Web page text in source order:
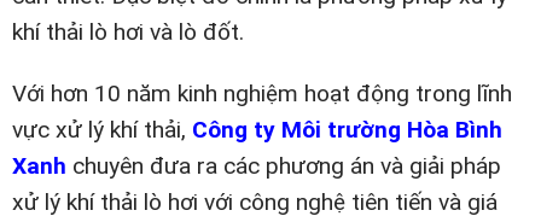
khí thải lò hơi và lò đốt.
Với hơn 10 năm kinh nghiệm hoạt động trong lĩnh
vực xử lý khí thải, Công ty Môi trường Hòa Bình
Xanh chuyên đưa ra các phương án và giải pháp
xử lý khí thải lò hơi với công nghệ tiên tiến và giá